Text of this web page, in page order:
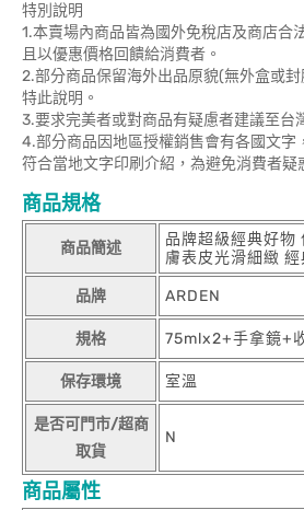
特別說明
1.本賣場內商品皆為國外免稅店及商店合
且以優惠價格回饋給消費者。
2.部分商品保留海外出品原貌(無外盒或封
特此說明。
3.要求完美者或對商品有疑慮者建議至台
4.部分商品因地區授權銷售會有各國文
符合當地文字印刷介紹，為避免消費者疑
商品規格
商品簡述
品牌超級經典好物
膚表皮光滑細緻
品牌 ARDEN
規格 75mlx2+手拿鏡+
保存環境 室溫
是否可門市/超商
取貨
N
商品屬性